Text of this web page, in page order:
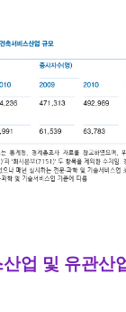
업 및 유관산